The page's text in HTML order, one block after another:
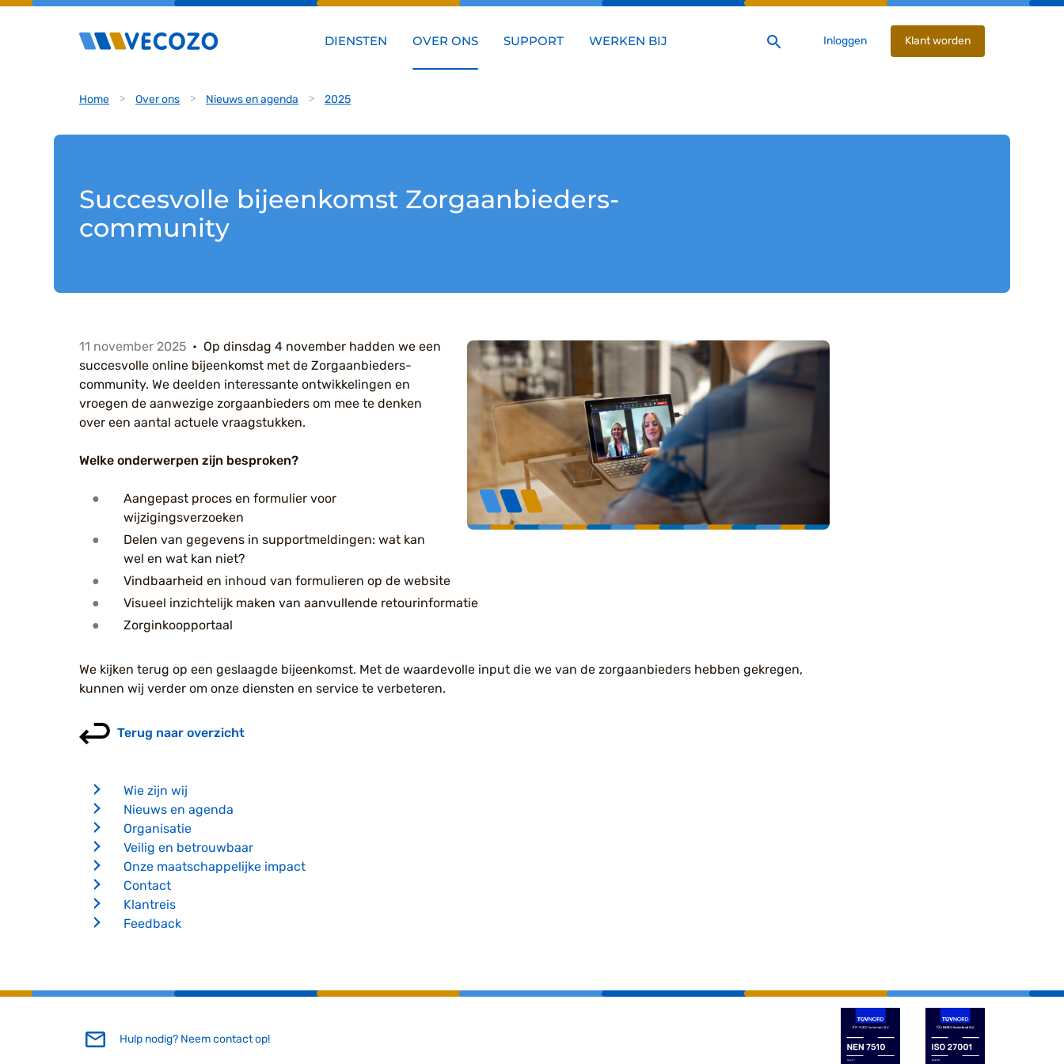
DIENSTEN OVER ONS SUPPORT WERKEN BIJ Inloggen Klant worden
Home Over ons Nieuws en agenda 2025
Succesvolle bijeenkomst Zorgaanbieders-
community
11 november 2025
Op dinsdag 4 november hadden we een
succesvolle online bijeenkomst met de Zorgaanbieders-
community. We deelden interessante ontwikkelingen en
vroegen de aanwezige zorgaanbieders om mee te denken
over een aantal actuele vraagstukken.
Welke onderwerpen zijn besproken?
Aangepast proces en formulier voor
wijzigingsverzoeken
Delen van gegevens in supportmeldingen: wat kan
wel en wat kan niet?
Vindbaarheid en inhoud van formulieren op de website
Visueel inzichtelijk maken van aanvullende retourinformatie
Zorginkoopportaal
We kijken terug op een geslaagde bijeenkomst. Met de waardevolle input die we van de zorgaanbieders hebben gekregen,
kunnen wij verder om onze diensten en service te verbeteren.
Terug naar overzicht
Wie zijn wij
Nieuws en agenda
Organisatie
Veilig en betrouwbaar
Onze maatschappelijke impact
Contact
Klantreis
Feedback
Hulp nodig? Neem contact op!